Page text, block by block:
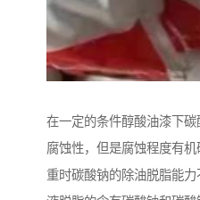
在一定的条件醇酸油漆下
腐蚀性，但是腐蚀程度有
重时碳酸钠的除油脱脂能